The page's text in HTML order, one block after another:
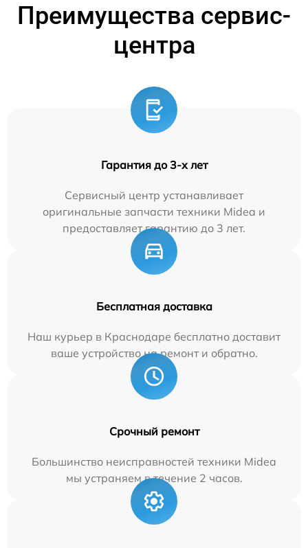
Преимущества сервис-
центра
Гарантия до 3-х лет
Сервисный центр устанавливает
оригинальные запчасти техники Midea и
предоставляет гарантию до 3 лет.
Бесплатная доставка
Наш курьер в Краснодаре бесплатно доставит
ваше устройство на ремонт и обратно.
Срочный ремонт
Большинство неисправностей техники Midea
мы устраняем в течение 2 часов.